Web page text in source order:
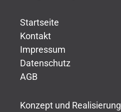
Startseite
Kontakt
Impressum
Datenschutz
AGB
Konzept und Realisierung